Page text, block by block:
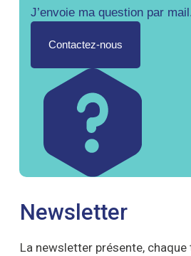
J’envoie ma question par
Contactez-nous
Newsletter
La newsletter présente,